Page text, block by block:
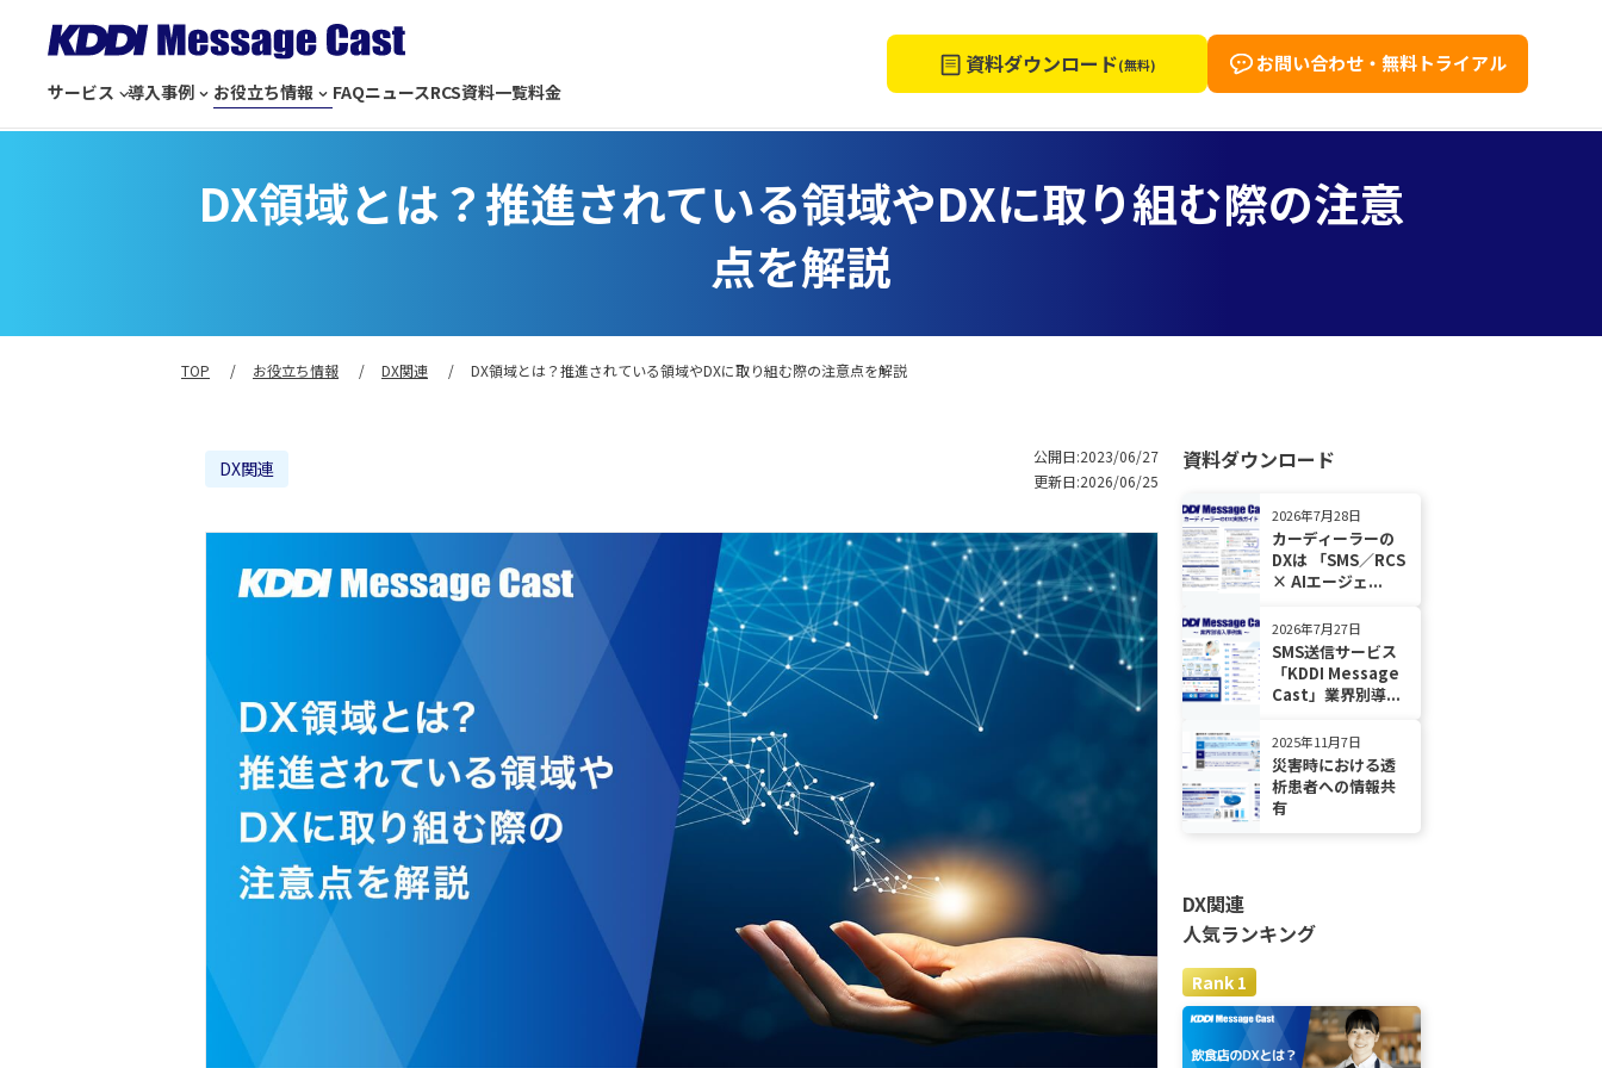
サービス 導入事例 お役立ち情報 FAQニュースRCS資料一覧料金
資料ダウンロード(無料) お問い合わせ・無料トライアル
DX領域とは？推進されている領域やDXに取り組む際の注意
点を解説
TOP お役立ち情報 DX関連 DX領域とは？推進されている領域やDXに取り組む際の注意点を解説
DX関連
公開日:2023/06/27
更新日:2026/06/25
資料ダウンロード
2026年7月28日
カーディーラーの
DXは 「SMS／RCS
× AIエージェ...
2026年7月27日
SMS送信サービス
「KDDI Message
Cast」業界別導...
2025年11月7日
災害時における透
析患者への情報共
有
DX関連
人気ランキング